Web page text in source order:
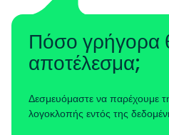
Πόσο γρήγορα
αποτέλεσμα;
Δεσμευόμαστε να παρέχουμε
λογοκλοπής εντός της